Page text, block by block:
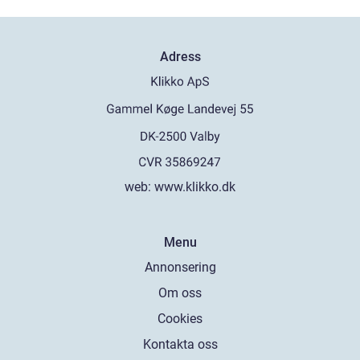
Adress
web: www.klikko.dk
Menu
Annonsering
Om oss
Cookies
Kontakta oss